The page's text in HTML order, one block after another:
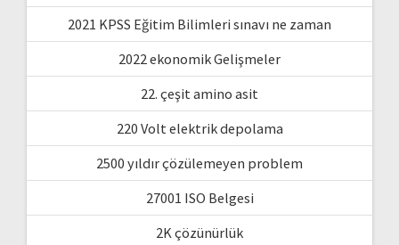
2021 KPSS Eğitim Bilimleri sınavı ne zaman
2022 ekonomik Gelişmeler
22. çeşit amino asit
220 Volt elektrik depolama
2500 yıldır çözülemeyen problem
27001 ISO Belgesi
2K çözünürlük